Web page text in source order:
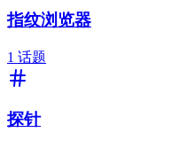
指纹浏览器
1 话题
探针